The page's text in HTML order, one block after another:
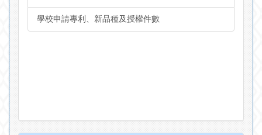
學校申請專利、新品種及授權件數